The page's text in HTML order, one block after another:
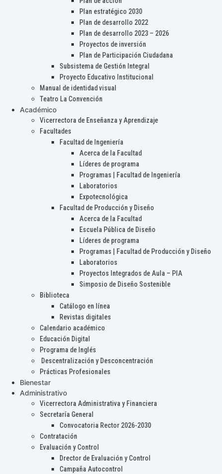
Plan estratégico 2030
Plan de desarrollo 2022
Plan de desarrollo 2023 – 2026
Proyectos de inversión
Plan de Participación Ciudadana
Subsistema de Gestión Integral
Proyecto Educativo Institucional
Manual de identidad visual
Teatro La Convención
Académico
Vicerrectora de Enseñanza y Aprendizaje
Facultades
Facultad de Ingeniería
Acerca de la Facultad
Líderes de programa
Programas | Facultad de Ingeniería
Laboratorios
Expotecnológica
Facultad de Producción y Diseño
Acerca de la Facultad
Escuela Pública de Diseño
Líderes de programa
Programas | Facultad de Producción y Diseño
Laboratorios
Proyectos Integrados de Aula – PIA
Simposio de Diseño Sostenible
Biblioteca
Catálogo en línea
Revistas digitales
Calendario académico
Educación Digital
Programa de Inglés
Descentralización y Desconcentración
Prácticas Profesionales
Bienestar
Administrativo
Vicerrectora Administrativa y Financiera
Secretaría General
Convocatoria Rector 2026-2030
Contratación
Evaluación y Control
Drector de Evaluación y Control
Campaña Autocontrol